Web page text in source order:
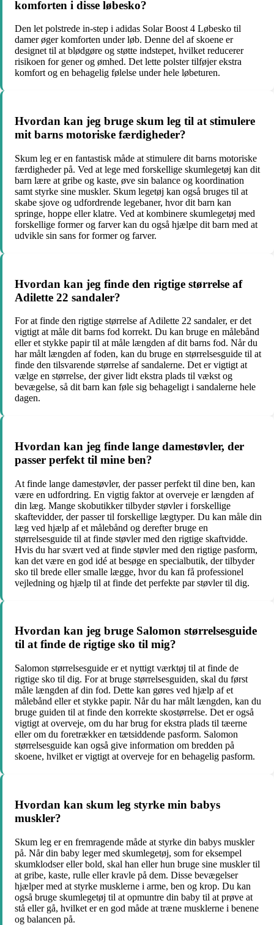
komforten i disse løbesko?
Den let polstrede in-step i adidas Solar Boost 4 Løbesko til
damer øger komforten under løb. Denne del af skoene er
designet til at blødgøre og støtte indstepet, hvilket reducerer
risikoen for gener og ømhed. Det lette polster tilføjer ekstra
komfort og en behagelig følelse under hele løbeturen.
Hvordan kan jeg bruge skum leg til at stimulere
mit barns motoriske færdigheder?
Skum leg er en fantastisk måde at stimulere dit barns motoriske
færdigheder på. Ved at lege med forskellige skumlegetøj kan dit
barn lære at gribe og kaste, øve sin balance og koordination
samt styrke sine muskler. Skum legetøj kan også bruges til at
skabe sjove og udfordrende legebaner, hvor dit barn kan
springe, hoppe eller klatre. Ved at kombinere skumlegetøj med
forskellige former og farver kan du også hjælpe dit barn med at
udvikle sin sans for former og farver.
Hvordan kan jeg finde den rigtige størrelse af
Adilette 22 sandaler?
For at finde den rigtige størrelse af Adilette 22 sandaler, er det
vigtigt at måle dit barns fod korrekt. Du kan bruge en målebånd
eller et stykke papir til at måle længden af dit barns fod. Når du
har målt længden af foden, kan du bruge en størrelsesguide til at
finde den tilsvarende størrelse af sandalerne. Det er vigtigt at
vælge en størrelse, der giver lidt ekstra plads til vækst og
bevægelse, så dit barn kan føle sig behageligt i sandalerne hele
dagen.
Hvordan kan jeg finde lange damestøvler, der
passer perfekt til mine ben?
At finde lange damestøvler, der passer perfekt til dine ben, kan
være en udfordring. En vigtig faktor at overveje er længden af
din læg. Mange skobutikker tilbyder støvler i forskellige
skaftevidder, der passer til forskellige lægtyper. Du kan måle din
læg ved hjælp af et målebånd og derefter bruge en
størrelsesguide til at finde støvler med den rigtige skaftvidde.
Hvis du har svært ved at finde støvler med den rigtige pasform,
kan det være en god idé at besøge en specialbutik, der tilbyder
sko til brede eller smalle lægge, hvor du kan få professionel
vejledning og hjælp til at finde det perfekte par støvler til dig.
Hvordan kan jeg bruge Salomon størrelsesguide
til at finde de rigtige sko til mig?
Salomon størrelsesguide er et nyttigt værktøj til at finde de
rigtige sko til dig. For at bruge størrelsesguiden, skal du først
måle længden af din fod. Dette kan gøres ved hjælp af et
målebånd eller et stykke papir. Når du har målt længden, kan du
bruge guiden til at finde den korrekte skostørrelse. Det er også
vigtigt at overveje, om du har brug for ekstra plads til tæerne
eller om du foretrækker en tætsiddende pasform. Salomon
størrelsesguide kan også give information om bredden på
skoene, hvilket er vigtigt at overveje for en behagelig pasform.
Hvordan kan skum leg styrke min babys
muskler?
Skum leg er en fremragende måde at styrke din babys muskler
på. Når din baby leger med skumlegetøj, som for eksempel
skumklodser eller bold, skal han eller hun bruge sine muskler til
at gribe, kaste, rulle eller kravle på dem. Disse bevægelser
hjælper med at styrke musklerne i arme, ben og krop. Du kan
også bruge skumlegetøj til at opmuntre din baby til at prøve at
stå eller gå, hvilket er en god måde at træne musklerne i benene
og balancen på.